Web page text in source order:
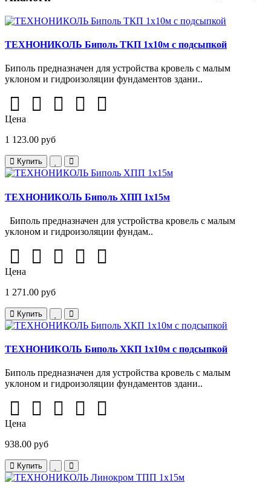
ТЕХНОНИКОЛЬ Биполь ТКП 1х10м с подсыпкой
Биполь предназначен для устройства кровель с малым
уклоном и гидроизоляции фундаментов здани..
Цена
1 123.00 руб
Купить
ТЕХНОНИКОЛЬ Биполь ХПП 1х15м
Биполь предназначен для устройства кровель с малым
уклоном и гидроизоляции фундам..
Цена
1 271.00 руб
Купить
ТЕХНОНИКОЛЬ Биполь ХКП 1х10м с подсыпкой
Биполь предназначен для устройства кровель с малым
уклоном и гидроизоляции фундаментов здани..
Цена
938.00 руб
Купить